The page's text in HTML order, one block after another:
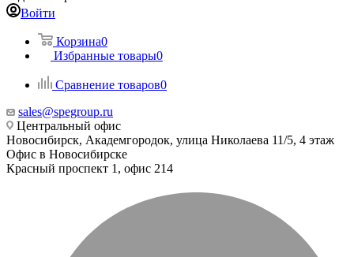
Войти
Корзина0
Избранные товары0
Сравнение товаров0
sales@spegroup.ru
Центральный офис
Новосибирск, Академгородок, улица Николаева 11/5, 4 этаж
Офис в Новосибирске
Красный проспект 1, офис 214